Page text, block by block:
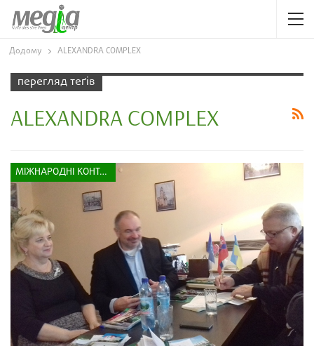
Додому ALEXANDRA COMPLEX
перегляд теґів
ALEXANDRA COMPLEX
МІЖНАРОДНІ КОНТАКТИ